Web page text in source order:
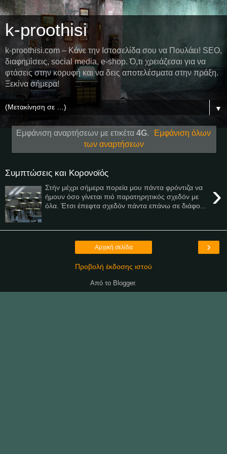
k-proothisi
k-proothisi.com – Κάνε την Ιστοσελίδα σου να Πουλάει! SEO,
διαφημίσεις, social media, e-shop. Ό,τι χρειάζεσαι για να
φτάσεις στην κορυφή και να δεις αποτελέσματα στην πράξη.
Ξεκίνα σήμερα!
▼
Εμφάνιση αναρτήσεων με ετικέτα 4G.
Εμφάνιση όλων
των αναρτήσεων
Συμπτώσεις και Κορονοϊός
›
Στήν μέχρι σήμερα πορεία μου πάντα φρόντιζα να
ήμουν όσο γίνεται πιό παρατηρητικός σχεδόν με
όλα. Έτσι έπεφτα σχεδόν πάντα επάνω σε διάφο...
›
Αρχική σελίδα
Προβολή έκδοσης ιστού
Από το Blogger.